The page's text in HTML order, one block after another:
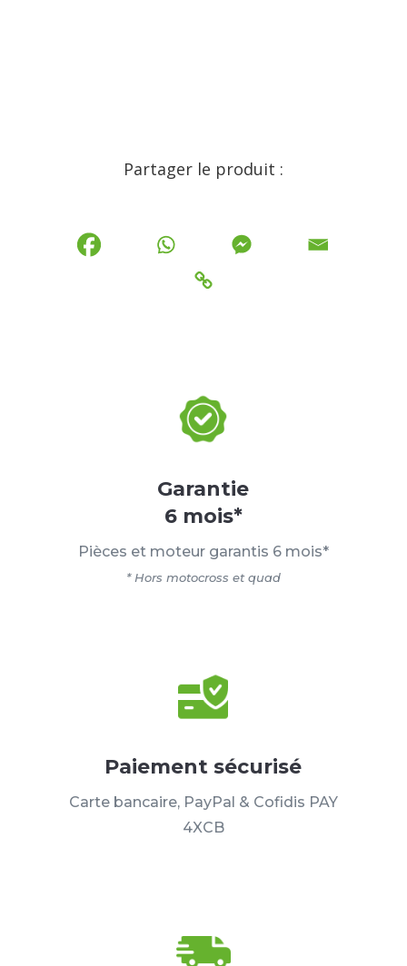
Partager le produit :
Garantie
6 mois*
Pièces et moteur garantis 6 mois*
* Hors motocross et quad
Paiement sécurisé
Carte bancaire, PayPal & Cofidis PAY
4XCB